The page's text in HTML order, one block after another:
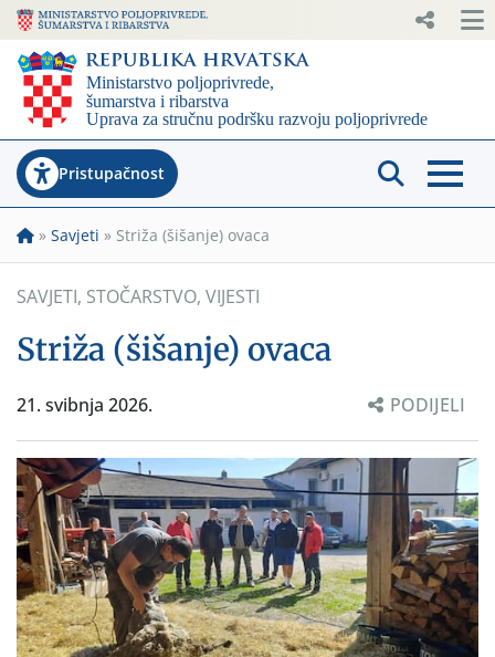
Pristupačnost
» Savjeti » Striža (šišanje) ovaca
SAVJETI, STOČARSTVO, VIJESTI
Striža (šišanje) ovaca
21. svibnja 2026. PODIJELI